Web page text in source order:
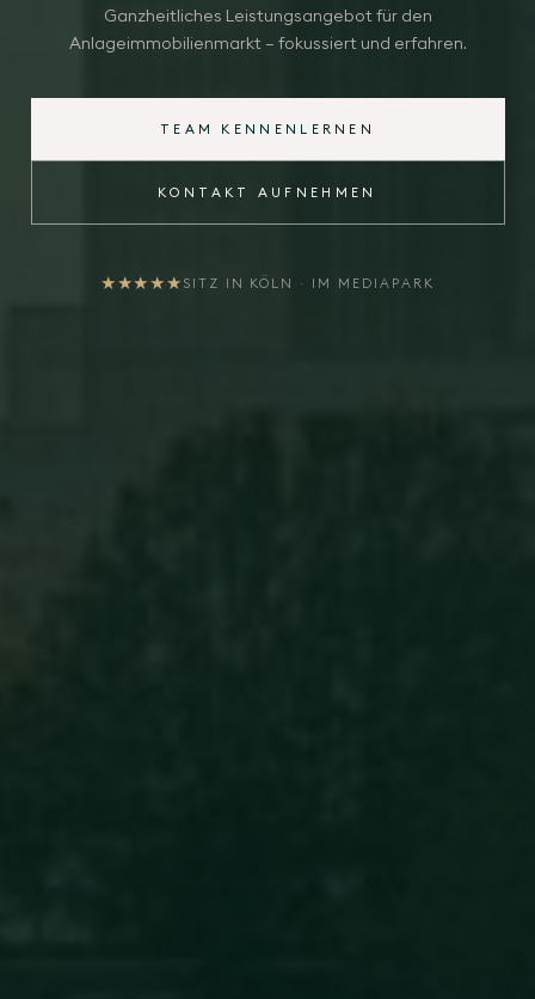
Ganzheitliches Leistungsangebot für den
Anlageimmobilienmarkt — fokussiert und erfahren.
TEAM KENNENLERNEN
KONTAKT AUFNEHMEN
★★★★★ SITZ IN KÖLN · IM MEDIAPARK